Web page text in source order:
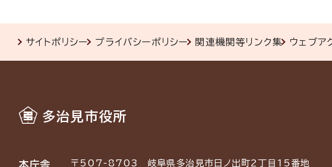
サイトポリシー プライバシーポリシー 関連機関等リンク集 ウェブア
多治見市役所
本庁舎 〒507-8703 岐阜県多治見市日ノ出町2丁目15番地